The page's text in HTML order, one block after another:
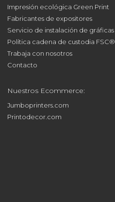
Impresión ecológica Green Print
Fabricantes de expositores
Servicio de instalación de gráficas
Política cadena de custodia FSC®
Trabaja con nosotros
Contacto
Nuestros Ecommerce:
Jumboprinters.com
Printodecor.com